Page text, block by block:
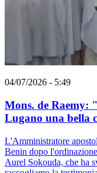
04/07/2026 - 5:49
Mons. de Raemy:
Lugano una bella
L'Amministratore
Benin dopo
Aurel Sokouda, che ha